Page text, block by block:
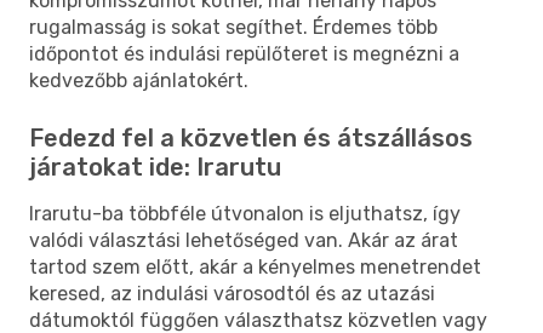
rugalmasság is sokat segíthet. Érdemes több
időpontot és indulási repülőteret is megnézni a
kedvezőbb ajánlatokért.
Fedezd fel a közvetlen és átszállásos
járatokat ide: Irarutu
Irarutu-ba többféle útvonalon is eljuthatsz, így
valódi választási lehetőséged van. Akár az árat
tartod szem előtt, akár a kényelmes menetrendet
keresed, az indulási városodtól és az utazási
dátumoktól függően választhatsz közvetlen vagy